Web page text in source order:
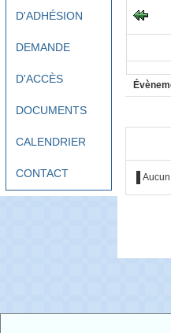
D'ADHÉSION
DEMANDE
D'ACCÈS
DOCUMENTS
CALENDRIER
CONTACT